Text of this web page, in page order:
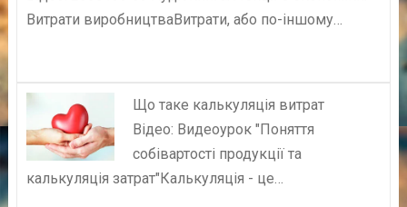
Витрати виробництваВитрати, або по-іншому…
Що таке калькуляція витрат
Відео: Видеоурок "Поняття
собівартості продукції та
калькуляція затрат"Калькуляція - це…